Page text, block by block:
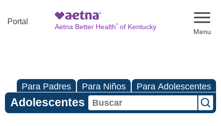
Portal
Aetna Better Health®of Kentucky
Para Padres Para Niños Para Adolescentes
Adolescentes